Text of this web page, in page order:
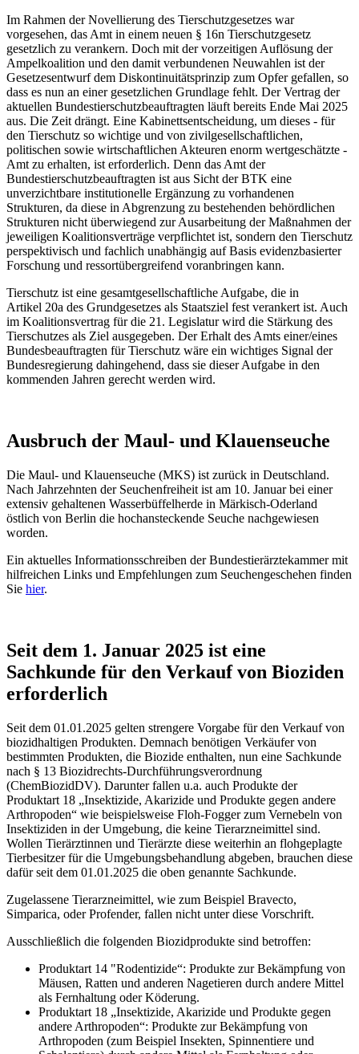
Im Rahmen der Novellierung des Tierschutzgesetzes war
vorgesehen, das Amt in einem neuen § 16n Tierschutzgesetz
gesetzlich zu verankern. Doch mit der vorzeitigen Auflösung der
Ampelkoalition und den damit verbundenen Neuwahlen ist der
Gesetzesentwurf dem Diskontinuitätsprinzip zum Opfer gefallen, so
dass es nun an einer gesetzlichen Grundlage fehlt. Der Vertrag der
aktuellen Bundestierschutzbeauftragten läuft bereits Ende Mai 2025
aus. Die Zeit drängt. Eine Kabinettsentscheidung, um dieses - für
den Tierschutz so wichtige und von zivilgesellschaftlichen,
politischen sowie wirtschaftlichen Akteuren enorm wertgeschätzte -
Amt zu erhalten, ist erforderlich. Denn das Amt der
Bundestierschutzbeauftragten ist aus Sicht der BTK eine
unverzichtbare institutionelle Ergänzung zu vorhandenen
Strukturen, da diese in Abgrenzung zu bestehenden behördlichen
Strukturen nicht überwiegend zur Ausarbeitung der Maßnahmen der
jeweiligen Koalitionsverträge verpflichtet ist, sondern den Tierschutz
perspektivisch und fachlich unabhängig auf Basis evidenzbasierter
Forschung und ressortübergreifend voranbringen kann.
Tierschutz ist eine gesamtgesellschaftliche Aufgabe, die in
Artikel 20a des Grundgesetzes als Staatsziel fest verankert ist. Auch
im Koalitionsvertrag für die 21. Legislatur wird die Stärkung des
Tierschutzes als Ziel ausgegeben. Der Erhalt des Amts einer/eines
Bundesbeauftragten für Tierschutz wäre ein wichtiges Signal der
Bundesregierung dahingehend, dass sie dieser Aufgabe in den
kommenden Jahren gerecht werden wird.
Ausbruch der Maul- und Klauenseuche
Die Maul- und Klauenseuche (MKS) ist zurück in Deutschland.
Nach Jahrzehnten der Seuchenfreiheit ist am 10. Januar bei einer
extensiv gehaltenen Wasserbüffelherde in Märkisch-Oderland
östlich von Berlin die hochansteckende Seuche nachgewiesen
worden.
Ein aktuelles Informationsschreiben der Bundestierärztekammer mit
hilfreichen Links und Empfehlungen zum Seuchengeschehen finden
Sie hier.
Seit dem 1. Januar 2025 ist eine
Sachkunde für den Verkauf von Bioziden
erforderlich
Seit dem 01.01.2025 gelten strengere Vorgabe für den Verkauf von
biozidhaltigen Produkten. Demnach benötigen Verkäufer von
bestimmten Produkten, die Biozide enthalten, nun eine Sachkunde
nach § 13 Biozidrechts-Durchführungsverordnung
(ChemBiozidDV). Darunter fallen u.a. auch Produkte der
Produktart 18 „Insektizide, Akarizide und Produkte gegen andere
Arthropoden“ wie beispielsweise Floh-Fogger zum Vernebeln von
Insektiziden in der Umgebung, die keine Tierarzneimittel sind.
Wollen Tierärztinnen und Tierärzte diese weiterhin an flohgeplagte
Tierbesitzer für die Umgebungsbehandlung abgeben, brauchen diese
dafür seit dem 01.01.2025 die oben genannte Sachkunde.
Zugelassene Tierarzneimittel, wie zum Beispiel Bravecto,
Simparica, oder Profender, fallen nicht unter diese Vorschrift.
Ausschließlich die folgenden Biozidprodukte sind betroffen:
Produktart 14 "Rodentizide“: Produkte zur Bekämpfung von
Mäusen, Ratten und anderen Nagetieren durch andere Mittel
als Fernhaltung oder Köderung.
Produktart 18 „Insektizide, Akarizide und Produkte gegen
andere Arthropoden“: Produkte zur Bekämpfung von
Arthropoden (zum Beispiel Insekten, Spinnentiere und